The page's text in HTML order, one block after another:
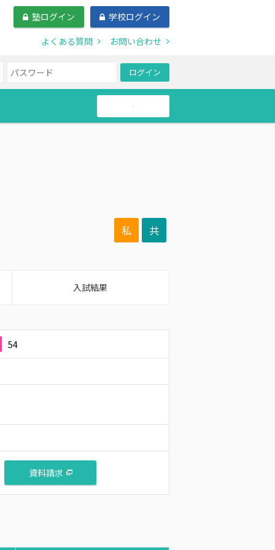
塾ログイン
学校ログイン
よくある質問
お問い合わせ
ログイン
帰国生
私 共
入試結果
54
資料請求